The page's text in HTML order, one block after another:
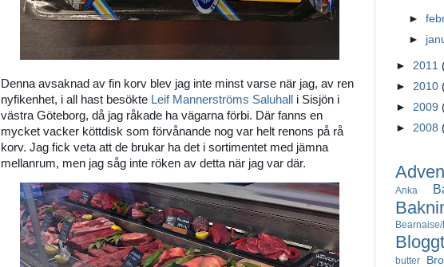
Denna avsaknad av fin korv blev jag inte minst varse när jag, av ren
nyfikenhet, i all hast besökte Leif Mannerströms Saluhall i Sisjön i
västra Göteborg, då jag råkade ha vägarna förbi. Där fanns en
mycket vacker köttdisk som förvånande nog var helt renons på rå
korv. Jag fick veta att de brukar ha det i sortimentet med jämna
mellanrum, men jag såg inte röken av detta när jag var där.
►
►
► 2011
► 2010
► 2009
► 2008
Anka
butter